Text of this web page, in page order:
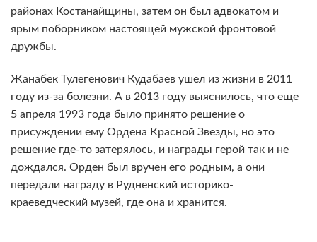
районах Костанайщины, затем он был адвокатом и
ярым поборником настоящей мужской фронтовой
дружбы.
Жанабек Тулегенович Кудабаев ушел из жизни в 2011
году из-за болезни. А в 2013 году выяснилось, что еще
5 апреля 1993 года было принято решение о
присуждении ему Ордена Красной Звезды, но это
решение где-то затерялось, и награды герой так и не
дождался. Орден был вручен его родным, а они
передали награду в Рудненский историко-
краеведческий музей, где она и хранится.